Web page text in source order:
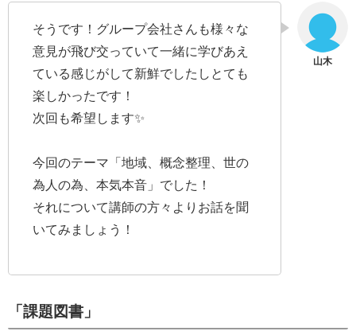
そうです！グループ会社さんも様々な
意見が飛び交っていて一緒に学びあえ
ている感じがして新鮮でしたしとても
楽しかったです！
次回も希望します✨
今回のテーマ「地域、概念整理、世の
為人の為、本気本音」でした！
それについて講師の方々よりお話を聞
いてみましょう！
「課題図書」